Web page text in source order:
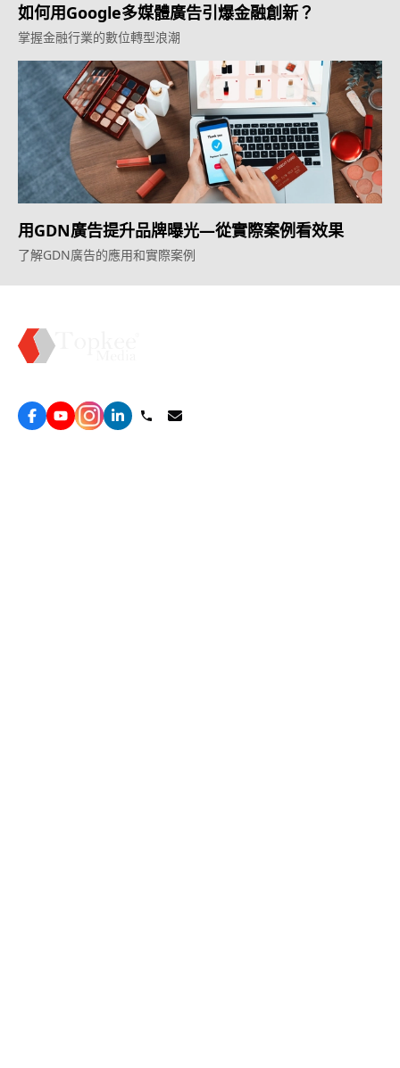
如何用Google多媒體廣告引爆金融創新？
掌握金融行業的數位轉型浪潮
用GDN廣告提升品牌曝光—從實際案例看效果
了解GDN廣告的應用和實際案例